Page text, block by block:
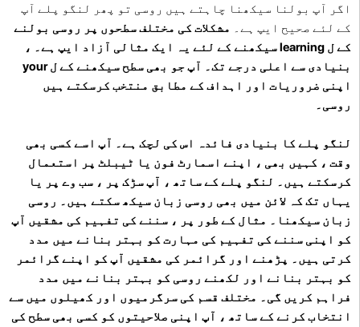
اگر آپ بولنا سیکھنا چاہتے ہیں روسی تو پھر لنگو پلے آپ
کے لئے صحیح ایپ ہے۔
مشکلات کی مختلف سطحوں پر روسی بولنے
کے ل learning سیکھنے کے لئے یہ ایک مثالی آزاد ایپ ہے۔ ،
بنیادی سے اعلی درجے تک۔ آپ جو بھی سطح سیکھنے کے ل your
اپنی ضروریات اور اہداف کے مطابق منتخب کرسکتے ہیں
روسی۔
لنگو پلے کا بنیادی فائدہ اس کی لچک ہے۔ آپ اسے کسی بھی
وقت ، کہیں بھی ، اپنے اسمارٹ فون یا ٹیبلٹ پر استعمال
کرسکتے ہیں۔ لنگو پلے کے ساتھ ، آپ سڑک پر ، سب وے پر یا
یہاں تک کہ لائن میں بھی روسی زبان سیکھ سکتے ہیں۔ روسی
زبان سیکھنا۔ مثال کے طور پر ، سننے کی تفہیم کی مشقیں آپ
کو اپنی سننے کی تفہیم کی مہارت کو بہتر بنانے میں مدد
کرتی ہیں۔ پڑھنے اور گرائمر کی مشقیں آپ کو اپنے گرائمر
کو بہتر بنانے اور لکھنے روسی کو بہتر بنانے میں مدد
فراہم کریں گی۔ مختلف قسم کی سرگرمیوں اور کھیلوں میں سے
انتخاب کرنے کے ساتھ ، آپ اپنی صلاحیتوں کو کسی بھی سطح کی